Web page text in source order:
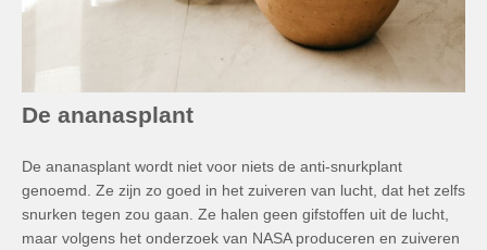
De ananasplant
De ananasplant wordt niet voor niets de anti-snurkplant
genoemd. Ze zijn zo goed in het zuiveren van lucht, dat het zelfs
snurken tegen zou gaan. Ze halen geen gifstoffen uit de lucht,
maar volgens het onderzoek van NASA produceren en zuiveren